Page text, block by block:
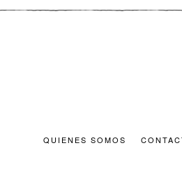
QUIENES SOMOS